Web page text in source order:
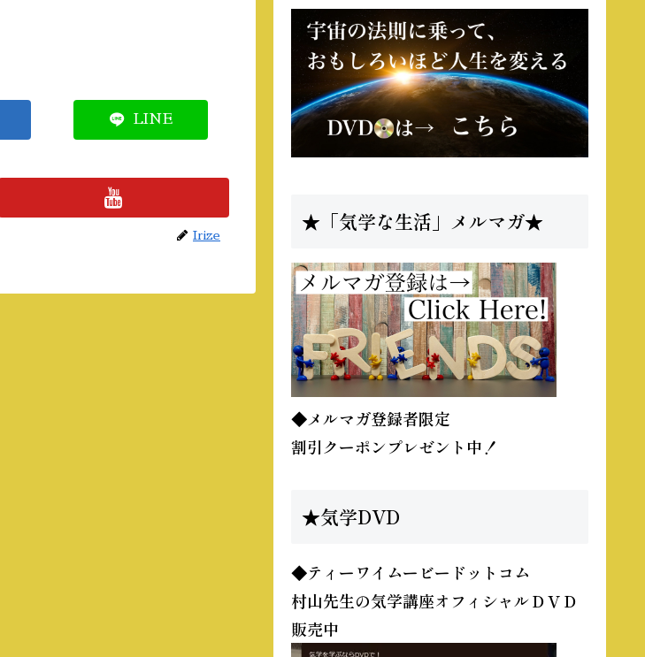
LINE
Irize
★「気学な生活」メルマガ★
◆メルマガ登録者限定
割引クーポンプレゼント中！
★気学DVD
◆ティーワイムービードットコム
村山先生の気学講座オフィシャルＤＶＤ
販売中